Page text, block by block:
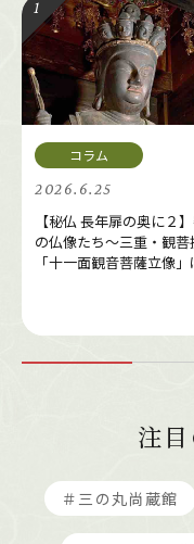
2026.6.25
【秘仏 長年扉の奥に２
の仏像たち～三重・観菩
「十一面観音菩薩立像
注
＃三の丸尚蔵館